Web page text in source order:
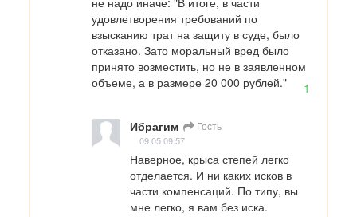
удовлетворения требований по
взысканию трат на защиту в суде, было
отказано. Зато моральный вред было
принято возместить, но не в заявленном
объеме, а в размере 20 000 рублей."
1
Ибрагим Гость
09.05 09:57
Наверное, крыса степей легко
отделается. И ни каких исков в
части компенсаций. По типу, вы
мне легко, я вам без иска.